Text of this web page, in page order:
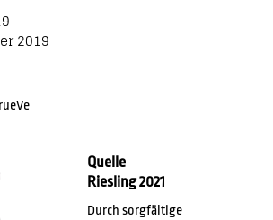
2019
Quelle
Riesling 2021
Durch sorgfältige